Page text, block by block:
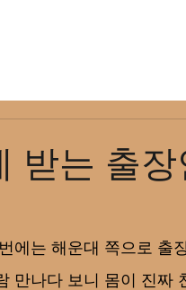
받는 출장
에는 해운대 쪽으로 출
만나다 보니 몸이 진짜